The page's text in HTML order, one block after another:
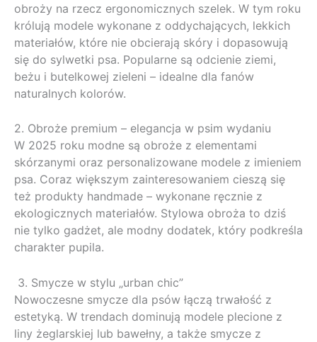
obroży na rzecz ergonomicznych szelek. W tym roku
królują modele wykonane z oddychających, lekkich
materiałów, które nie obcierają skóry i dopasowują
się do sylwetki psa. Popularne są odcienie ziemi,
beżu i butelkowej zieleni – idealne dla fanów
naturalnych kolorów.
2. Obroże premium – elegancja w psim wydaniu
W 2025 roku modne są obroże z elementami
skórzanymi oraz personalizowane modele z imieniem
psa. Coraz większym zainteresowaniem cieszą się
też produkty handmade – wykonane ręcznie z
ekologicznych materiałów. Stylowa obroża to dziś
nie tylko gadżet, ale modny dodatek, który podkreśla
charakter pupila.
3. Smycze w stylu „urban chic”
Nowoczesne smycze dla psów łączą trwałość z
estetyką. W trendach dominują modele plecione z
liny żeglarskiej lub bawełny, a także smycze z